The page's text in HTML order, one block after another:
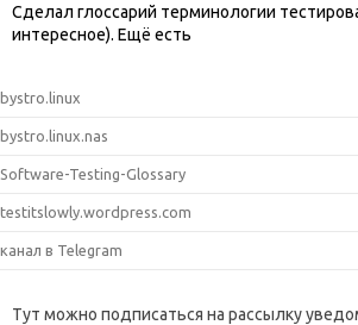
Сделал глоссарий терминологии
интересное). Ещё есть
bystro.linux
bystro.linux.nas
Software-Testing-Glossary
testitslowly.wordpress.com
канал в Telegram
Тут можно подписаться на рассылку